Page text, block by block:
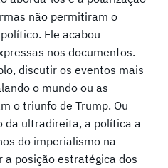
não permitiram o
Ele acabou
nos documentos.
discutir os eventos mais
o mundo ou as
o triunfo de Trump. Ou
da ultradireita, a política a
do imperialismo na
a posição estratégica dos